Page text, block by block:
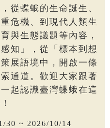
從蝶蛾的生命誕生、
危機、到現代人類生
與生態議題等內容，
知」，從「標本到想
展語境中，開啟一條
通道。歡迎大家跟著
起認識臺灣蝶蛾在這
30 ~ 2026/10/14